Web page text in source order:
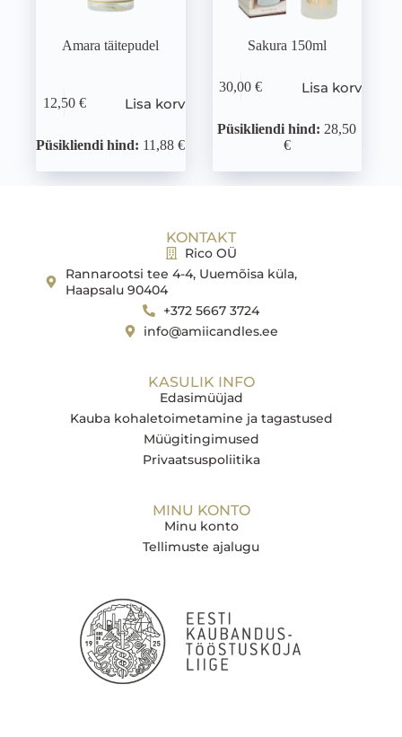
Amara täitepudel
12,50 € Lisa korvi
Püsikliendi hind: 11,88 €
Sakura 150ml
30,00€ Lisa korvi
Püsikliendi hind: 28,50
€
KONTAKT
Rico OÜ
Rannarootsi tee 4-4, Uuemõisa küla,
Haapsalu 90404
+372 5667 3724
info@amiicandles.ee
KASULIK INFO
Edasimüüjad
Kauba kohaletoimetamine ja tagastused
Müügitingimused
Privaatsuspoliitika
MINU KONTO
Minu konto
Tellimuste ajalugu